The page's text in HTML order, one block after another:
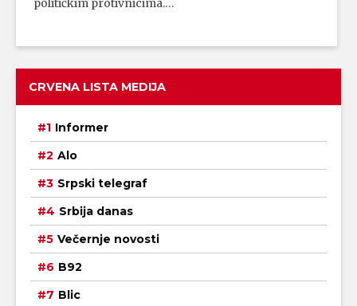
političkim protivnicima.…
CRVENA LISTA MEDIJA
Informer
Alo
Srpski telegraf
Srbija danas
Večernje novosti
B92
Blic